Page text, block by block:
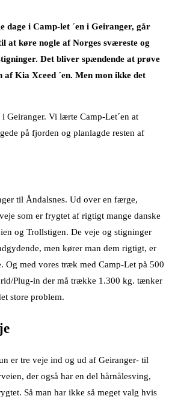
dage i Camp-let ´en i Geiranger, går
at køre nogle af Norges sværeste og
Det bliver spændende at prøve
af Kia Xceed ´en. Men mon ikke det
Geiranger. Vi lærte Camp-Let´en at
på fjorden og planlagde resten af
til Åndalsnes. Ud over en færge,
som er frygtet af rigtigt mange danske
og Trollstigen. De veje og stigninger
men kører man dem rigtigt, er
Og med vores træk med Camp-Let på 500
Plug-in der må trække 1.300 kg. tænker
store problem.
er tre veje ind og ud af Geiranger- til
der også har en del hårnålesving,
Så man har ikke så meget valg hvis